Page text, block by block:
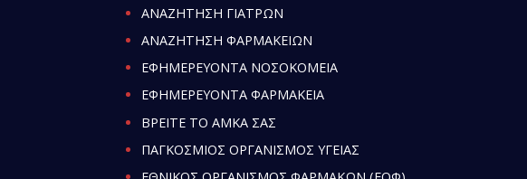
ΑΝΑΖΗΤΗΣΗ ΓΙΑΤΡΩΝ
ΑΝΑΖΗΤΗΣΗ ΦΑΡΜΑΚΕΙΩΝ
ΕΦΗΜΕΡΕΥΟΝΤΑ ΝΟΣΟΚΟΜΕΙΑ
ΕΦΗΜΕΡΕΥΟΝΤΑ ΦΑΡΜΑΚΕΙΑ
ΒΡΕΙΤΕ ΤΟ ΑΜΚΑ ΣΑΣ
ΠΑΓΚΟΣΜΙΟΣ ΟΡΓΑΝΙΣΜΟΣ ΥΓΕΙΑΣ